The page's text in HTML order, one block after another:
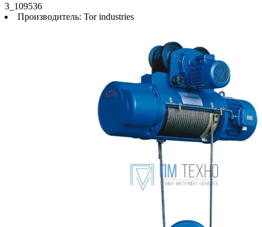
3_109536
Производитель: Tor industries